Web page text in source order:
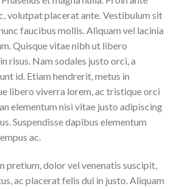
volutpat placerat ante. Vestibulum sit
faucibus mollis. Aliquam vel lacinia
Quisque vitae nibh ut libero
risus. Nam sodales justo orci, a
id. Etiam hendrerit, metus in
libero viverra lorem, ac tristique orci
elementum nisi vitae justo adipiscing
Suspendisse dapibus elementum
ac.
pretium, dolor vel venenatis suscipit,
ac placerat felis dui in justo. Aliquam